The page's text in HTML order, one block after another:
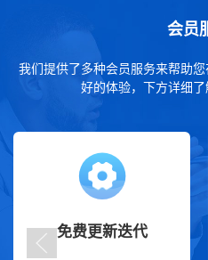
会员
我们提供了多种会员服务来帮助
好的体验，下方详细了
免费更新迭代